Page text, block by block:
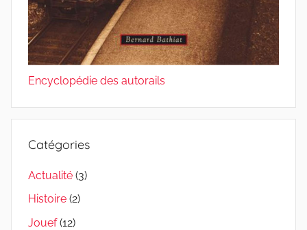
Encyclopédie des autorails
Catégories
Actualité (3)
Histoire (2)
Jouef(12)